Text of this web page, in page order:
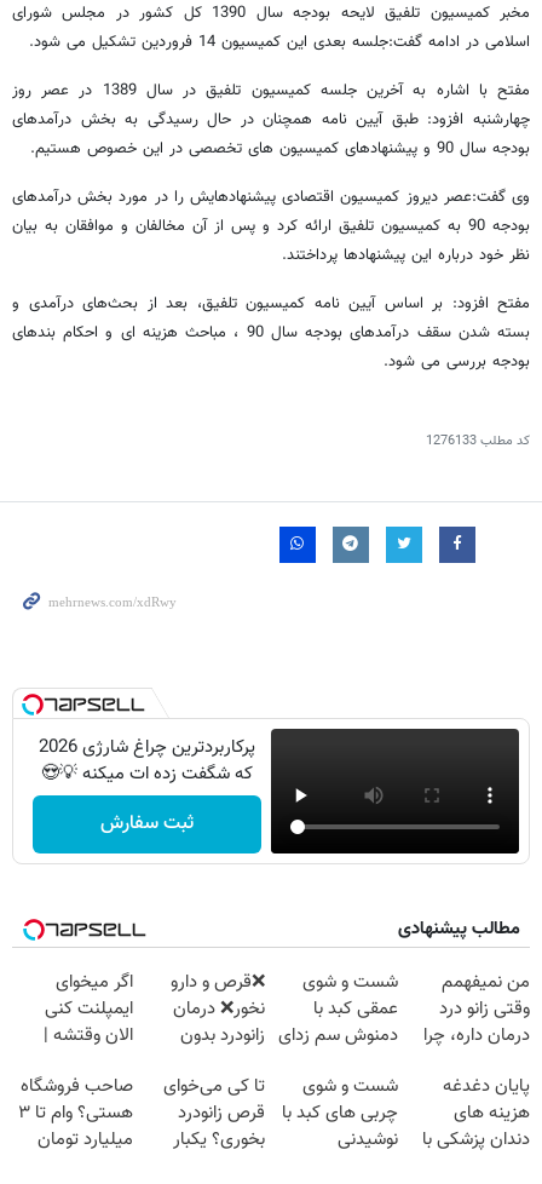
مخبر کمیسیون تلفیق لایحه بودجه سال 1390 کل کشور در مجلس شورای
اسلامی در ادامه گفت:جلسه بعدی این کمیسیون 14 فروردین تشکیل می شود.
مفتح با اشاره به آخرین جلسه کمیسیون تلفیق در سال 1389 در عصر روز
چهارشنبه افزود: طبق آیین نامه همچنان در حال رسیدگی به بخش درآمدهای
بودجه سال 90 و پیشنهادهای کمیسیون های تخصصی در این خصوص هستیم.
وی گفت:عصر دیروز کمیسیون اقتصادی پیشنهادهایش را در مورد بخش درآمدهای
بودجه 90 به کمیسیون تلفیق ارائه کرد و پس از آن مخالفان و موافقان به بیان
نظر خود درباره این پیشنهادها پرداختند.
مفتح افزود: بر اساس آیین نامه کمیسیون تلفیق، بعد از بحث‌های درآمدی و
بسته شدن سقف درآمدهای بودجه سال 90 ، مباحث هزینه ای و احکام بندهای
بودجه بررسی می شود.
کد مطلب1276133
پرکاربردترین چراغ شارژی 2026
که شگفت زده ات میکنه 💡😍
ثبت سفارش
مطالب پیشنهادی
من نمیفهمم
وقتی زانو درد
درمان داره، چرا
تحمل میکنی؟❗
شست و شوی
عمقی کبد با
دمنوش سم زدای
❌قرص‌ و دارو
نخور❌ درمان
زانودرد بدون
اگر میخوای
ایمپلنت کنی
الان وقتشه |
میلیون تومان!!!
پایان دغدغه
هزینه های
دندان پزشکی با
شست و شوی
چربی های کبد با
نوشیدنی
تا کی می‌خوای
قرص زانودرد
بخوری؟ یکبار
صاحب فروشگاه
هستی؟ وام تا ۳
میلیارد تومان